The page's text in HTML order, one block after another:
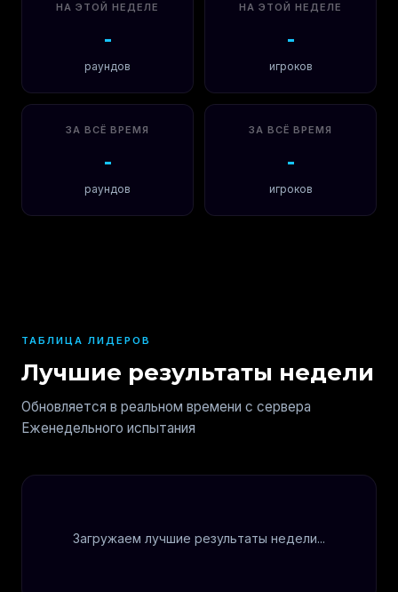
НА ЭТОЙ НЕДЕЛЕ
-
раундов
НА ЭТОЙ НЕДЕЛЕ
-
игроков
ЗА ВСЁ ВРЕМЯ
-
раундов
ЗА ВСЁ ВРЕМЯ
-
игроков
ТАБЛИЦА ЛИДЕРОВ
Лучшие результаты недели
Обновляется в реальном времени с сервера
Еженедельного испытания
Загружаем лучшие результаты недели...